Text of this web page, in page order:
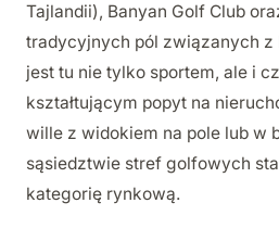
Tajlandii), Banyan Golf Club
tradycyjnych pól związanych z
jest tu nie tylko sportem, ale i
kształtującym popyt na
wille z widokiem na pole lub w
sąsiedztwie stref golfowych
kategorię rynkową.